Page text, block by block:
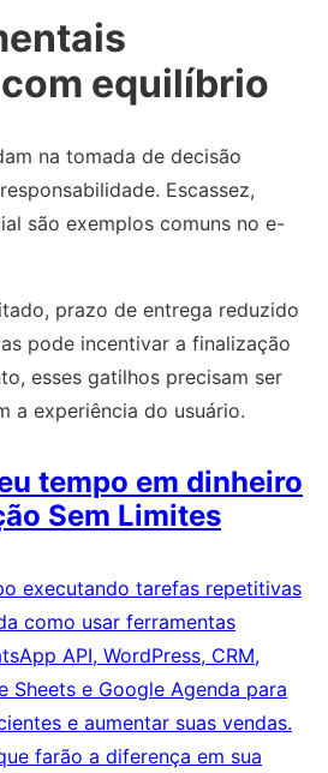
equilíbrio
na tomada de decisão
Escassez,
são exemplos comuns no e-
prazo de entrega reduzido
pode incentivar a finalização
esses gatilhos precisam ser
a experiência do usuário.
tempo em dinheiro
Sem Limites
executando tarefas repetitivas
como usar ferramentas
API, WordPress, CRM,
Sheets e Google Agenda para
e aumentar suas vendas.
farão a diferença em sua